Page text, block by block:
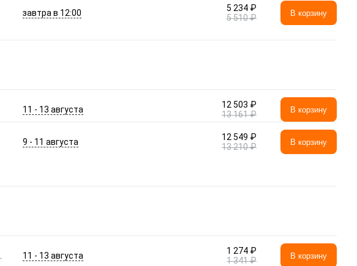
завтра в 12:00
5 234 ₽
5 510 ₽
В корзину
11 - 13 августа
12 503 ₽
13 161 ₽
В корзину
9 - 11 августа
12 549 ₽
13 210 ₽
В корзину
11 - 13 августа
1 274 ₽
1 341 ₽
В корзину